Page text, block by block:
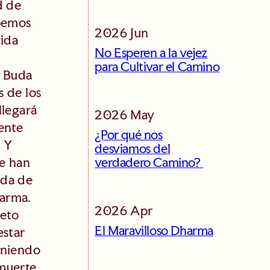
de
de los
Y
han
de
2026 Jun
No Esperen a la vejez
para Cultivar el Camino
2026 May
¿Por qué nos
desviamos del
verdadero Camino?
2026 Apr
El Maravilloso Dharma